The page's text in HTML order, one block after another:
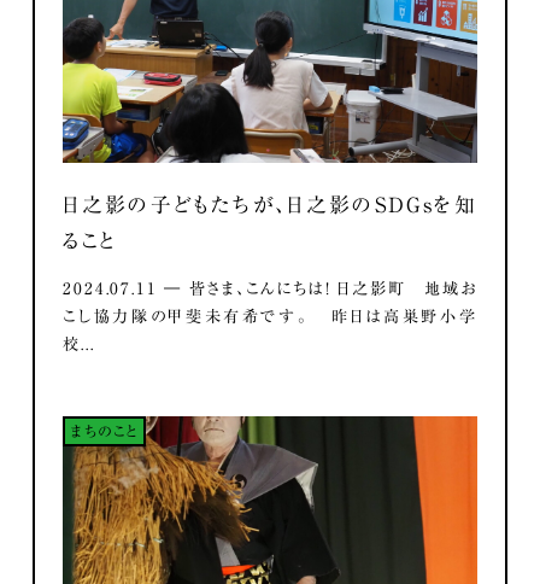
日之影の子どもたちが、日之影のSDGsを知
ること
2024.07.11 ― 皆さま、こんにちは！ 日之影町 地域お
こし協力隊の甲斐未有希です。 昨日は高巣野小学
校...
まちのこと